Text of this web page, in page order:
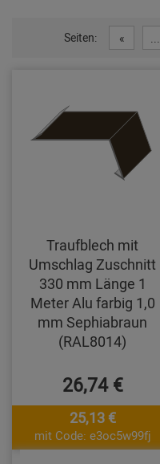
Seiten: « ...
Traufblech mit
Umschlag Zuschnitt
330 mm Länge 1
Meter Alu farbig 1,0
mm Sephiabraun
(RAL8014)
26,74 €
25,13 €
mit Code: e3oc5w99fj